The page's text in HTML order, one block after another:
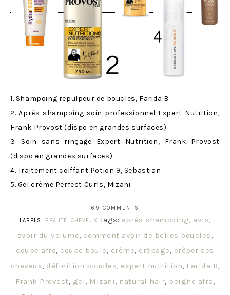
1. Shampoing repulpeur de boucles, Farida B
2. Après-shampoing soin professionnel Expert Nutrition,
Frank Provost (dispo en grandes surfaces)
3. Soin sans rinçage Expert Nutrition, Frank Provost
(dispo en grandes surfaces)
4. Traitement coiffant Potion 9, Sebastian
5. Gel crème Perfect Curls, Mizani
69 COMMENTS
LABELS: BEAUTÉ, CHEVEUX Tags: après-shampoing, avis,
avoir du volume, comment avoir de belles boucles,
coupe afro, coupe boule, crème, crêpage, crêper ses
cheveux, définition boucles, expert nutrition, Farida B,
Frank Provost, gel, Mizani, natural hair, peigne afro,